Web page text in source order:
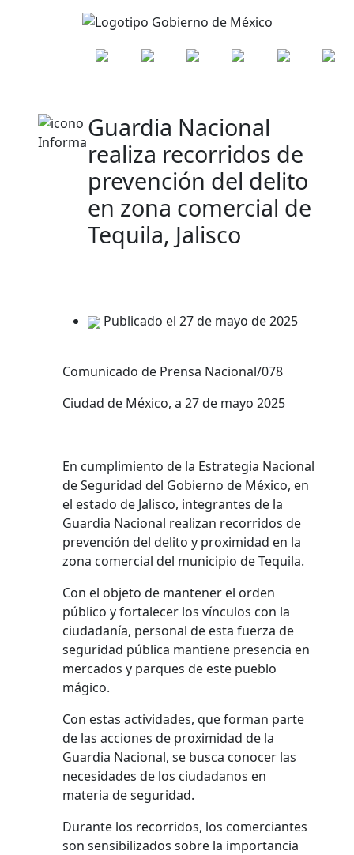
Guardia Nacional
realiza recorridos de
prevención del delito
en zona comercial de
Tequila, Jalisco
Publicado el 27 de mayo de 2025
Comunicado de Prensa Nacional/078
Ciudad de México, a 27 de mayo 2025
En cumplimiento de la Estrategia Nacional
de Seguridad del Gobierno de México, en
el estado de Jalisco, integrantes de la
Guardia Nacional realizan recorridos de
prevención del delito y proximidad en la
zona comercial del municipio de Tequila.
Con el objeto de mantener el orden
público y fortalecer los vínculos con la
ciudadanía, personal de esta fuerza de
seguridad pública mantiene presencia en
mercados y parques de este pueblo
mágico.
Con estas actividades, que forman parte
de las acciones de proximidad de la
Guardia Nacional, se busca conocer las
necesidades de los ciudadanos en
materia de seguridad.
Durante los recorridos, los comerciantes
son sensibilizados sobre la importancia